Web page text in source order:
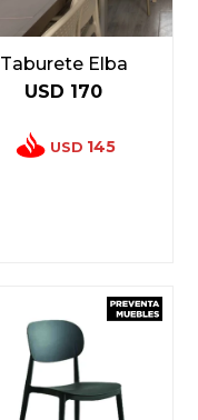
Taburete Elba
USD 170
USD 145